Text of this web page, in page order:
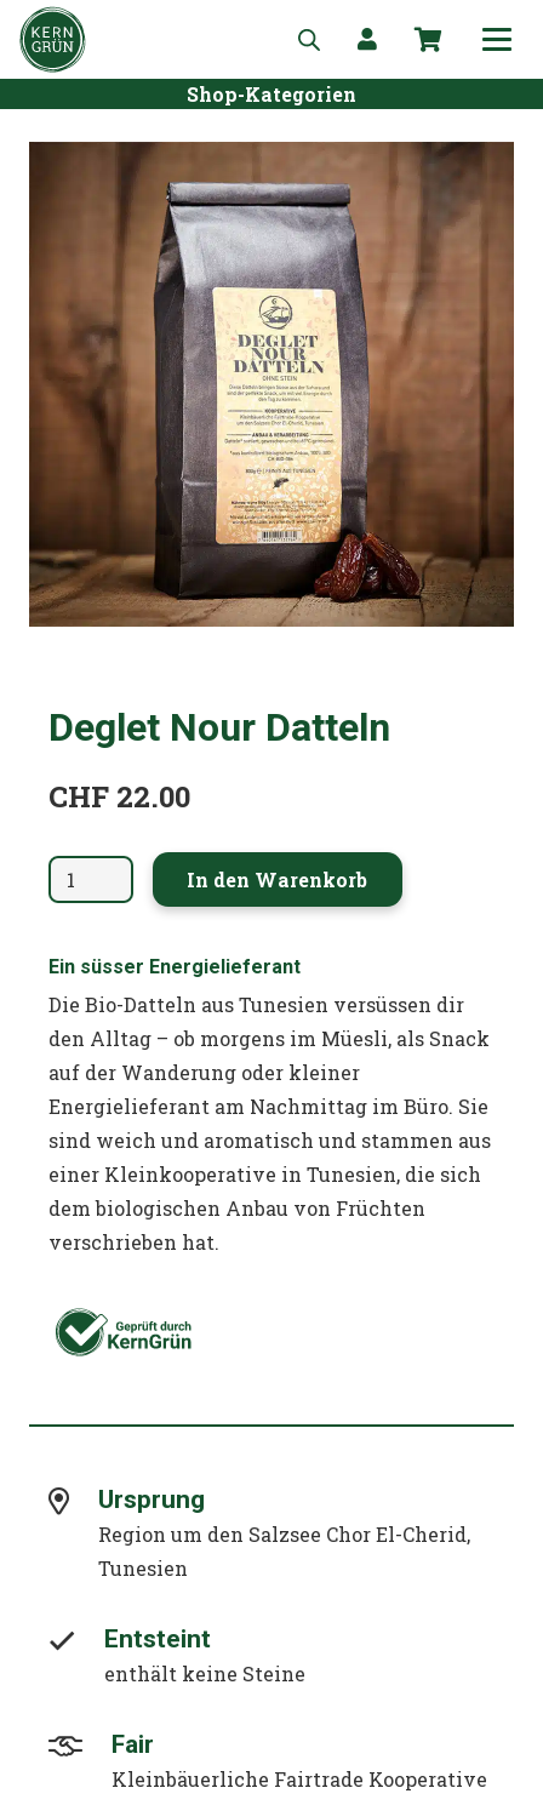
Shop-Kategorien
Deglet Nour Datteln
CHF 22.00
Deglet
Nour
Menge
In den Warenkorb
Ein süsser Energielieferant
Die Bio-Datteln aus Tunesien versüssen dir
den Alltag – ob morgens im Müesli, als Snack
auf der Wanderung oder kleiner
Energielieferant am Nachmittag im Büro. Sie
sind weich und aromatisch und stammen aus
einer Kleinkooperative in Tunesien, die sich
dem biologischen Anbau von Früchten
verschrieben hat.
Ursprung
Region um den Salzsee Chor El-Cherid,
Tunesien
Entsteint
enthält keine Steine
Fair
Kleinbäuerliche Fairtrade Kooperative